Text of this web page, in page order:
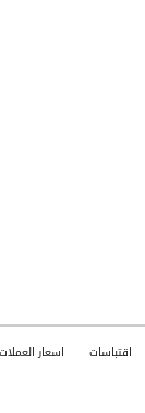
اقتباسات اسعار العملات